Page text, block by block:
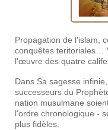
Propagation de l'islam,
conquêtes teritoriales…
l'œuvre des quatre
Dans Sa sagesse
successeurs du
nation musulmane
l'ordre chronologique -
plus fidèles.